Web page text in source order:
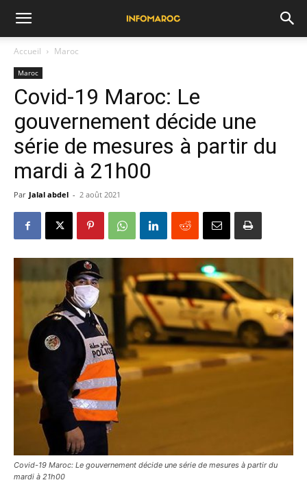
Accueil Maroc
Maroc
Covid-19 Maroc: Le
gouvernement décide une
série de mesures à partir du
mardi à 21h00
Par Jalal abdel - 2 août 2021
Covid-19 Maroc: Le gouvernement décide une série de mesures à partir du
mardi à 21h00